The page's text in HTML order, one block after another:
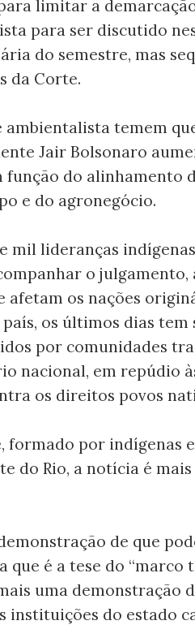
limitar a
para ser discutido
do semestre, mas
da Corte.
temem
Jair Bolsonaro
função do alinhamento
e do agronegócio.
mil lideranças
o julgamento,
os nações
os últimos dias tem
por comunidades
nacional, em repúdio
os direitos povos
formado por indígenas
do Rio, a notícia é
de que
é a tese do “marco
uma demonstração
instituições do estado